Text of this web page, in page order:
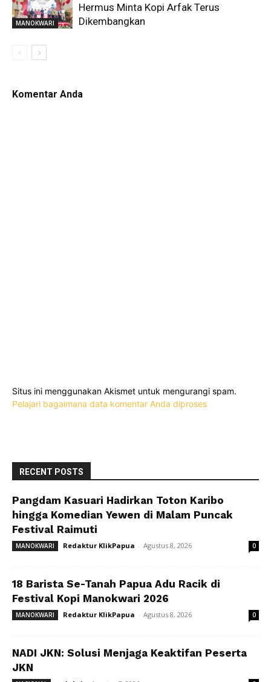
MANOKWARI
Hermus Minta Kopi Arfak Terus
Dikembangkan
Komentar Anda
Situs ini menggunakan Akismet untuk mengurangi spam.
Pelajari bagaimana data komentar Anda diproses
RECENT POSTS
Pangdam Kasuari Hadirkan Toton Karibo
hingga Komedian Yewen di Malam Puncak
Festival Raimuti
MANOKWARI Redaktur KlikPapua - Agustus 8, 2026 0
18 Barista Se-Tanah Papua Adu Racik di
Festival Kopi Manokwari 2026
MANOKWARI Redaktur KlikPapua - Agustus 8, 2026 0
NADI JKN: Solusi Menjaga Keaktifan Peserta
JKN